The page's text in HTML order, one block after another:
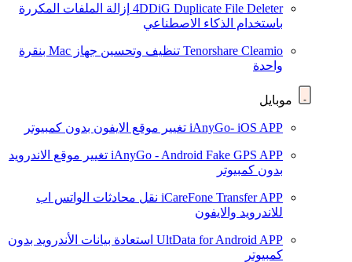
4DDiG Duplicate File Deleter إزالة الملفات المكررة
باستخدام الذكاء الاصطناعي
Tenorshare Cleamio
تنظيف وتحسين جهاز Mac بنقرة
واحدة
موبايل
iAnyGo- iOS APP تغيير موقع الايفون بدون كمبيوتر
iAnyGo - Android Fake GPS APP تغيير موقع الاندرويد
بدون كمبيوتر
iCareFone Transfer APP نقل محادثات الواتس اب
للاندرويد والايفون
UltData for Android APP استعادة بيانات الأندرويد بدون
كمبيوتر